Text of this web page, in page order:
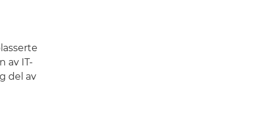
av IT-
del av